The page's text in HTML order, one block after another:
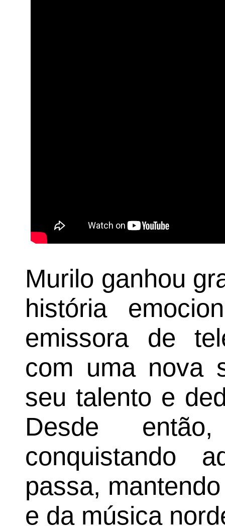
Murilo ganhou
história
emissora de
com uma nova
seu talento e
Desde
conquistando
passa,
e da música